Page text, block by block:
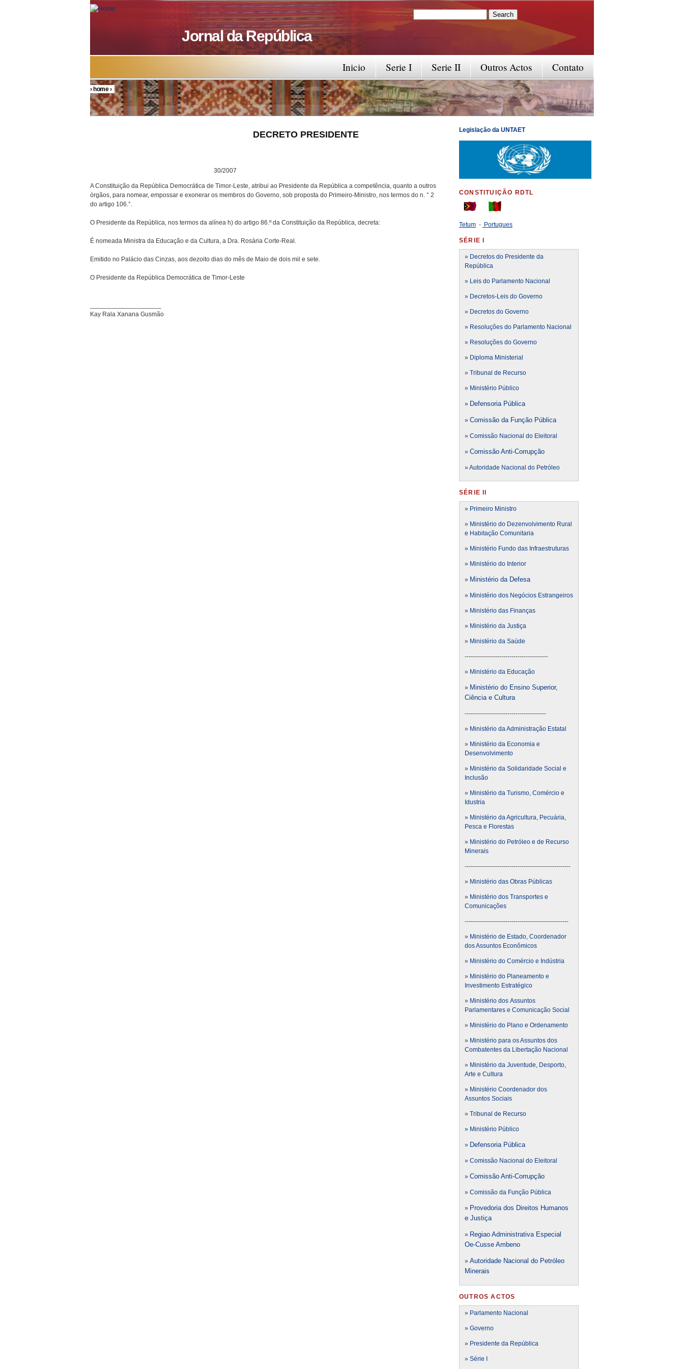
Jornal da República
Search form
Contato
Outros Actos
Serie II
Serie I
Inicio
You are here
›home›
DECRETO PRESIDENTE
30/2007
A Constituição da República Democrática de Timor-Leste, atribui ao Presidente da República a competência, quanto a outros
órgãos, para nomear, empossar e exonerar os membros do Governo, sob proposta do Primeiro-Ministro, nos termos do n. ° 2
do artigo 106.°.
O Presidente da República, nos termos da alínea h) do artigo 86.º da Constituição da República, decreta:
É nomeada Ministra da Educação e da Cultura, a Dra. Rosária Corte-Real.
Emitido no Palácio das Cinzas, aos dezoito dias do mês de Maio de dois mil e sete.
O Presidente da República Democrática de Timor-Leste
Kay Rala Xanana Gusmão
Legislação da UNTAET
CONSTITUIÇÃO RDTL
Tetum - Portugues
SÉRIE I
» Decretos do Presidente da
República
» Leis do Parlamento Nacional
» Decretos-Leis do Governo
» Decretos do Governo
» Resoluções do Parlamento Nacional
» Resoluções do Governo
» Diploma Ministerial
» Tribunal de Recurso
» Ministério Público
» Defensoria Pública
» Comissão da Função Pública
» Comissão Nacional do Eleitoral
» Comissão Anti-Corrupção
» Autoridade Nacional do Petróleo
SÉRIE II
» Primeiro Ministro
» Ministério do Dezenvolvimento Rural
e Habitação Comunitaria
» Ministério Fundo das Infraestruturas
» Ministério do Interior
» Ministério da Defesa
» Ministério dos Negócios Estrangeiros
» Ministério das Finanças
» Ministério da Justiça
» Ministério da Saúde
-----------------------------------------
» Ministério da Educação
» Ministério do Ensino Superior,
Ciência e Cultura
----------------------------------------
» Ministério da Administração Estatal
» Ministério da Economia e
Desenvolvimento
» Ministério da Solidaridade Social e
Inclusão
» Ministério da Turismo, Comércio e
Idustria
» Ministério da Agricultura, Pecuária,
Pesca e Florestas
» Ministério do Petróleo e de Recurso
Minerais
----------------------------------------------------
» Ministério das Obras Públicas
» Ministério dos Transportes e
Comunicações
---------------------------------------------------
» Ministério de Estado, Coordenador
dos Assuntos Econômicos
» Ministério do Comércio e Indústria
» Ministério do Planeamento e
Investimento Estratégico
» Ministério dos Assuntos
Parlamentares e Comunicação Social
» Ministério do Plano e Ordenamento
» Ministério para os Assuntos dos
Combatentes da Libertação Nacional
» Ministério da Juventude, Desporto,
Arte e Cultura
» Ministério Coordenador dos
Assuntos Sociais
» Tribunal de Recurso
» Ministério Público
» Defensoria Pública
» Comissão Nacional do Eleitoral
» Comissão Anti-Corrupção
» Comissão da Função Pública
» Provedoria dos Direitos Humanos
e Justiça
» Regiao Administrativa Especial
Oe-Cusse Ambeno
» Autoridade Nacional do Petróleo
Minerais
OUTROS ACTOS
» Parlamento Nacional
» Governo
» Presidente da República
» Série I